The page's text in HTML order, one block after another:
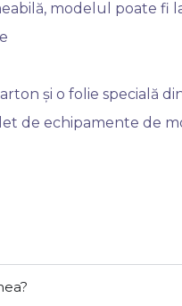
modelul poate fi
și o folie specială
de echipamente de